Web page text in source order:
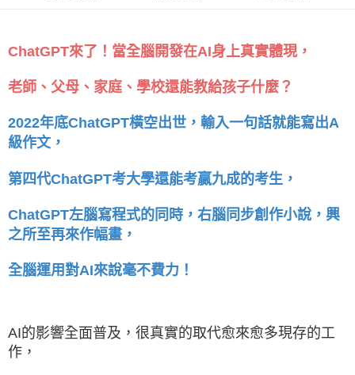
ChatGPT來了！當全腦開發在AI身上真實體現，
老師、父母、家庭、學校還能教給孩子什麼？
2022年底ChatGPT橫空出世，輸入一句話就能寫出A
級作文，
第四代ChatGPT考大學還能考贏九成的考生，
ChatGPT左腦寫程式的同時，右腦同步創作小說，興
之所至再來作幅畫，
全腦運用對AI來說毫不費力！
AI的影響全面普及，很真實的取代愈來愈多現存的工
作，